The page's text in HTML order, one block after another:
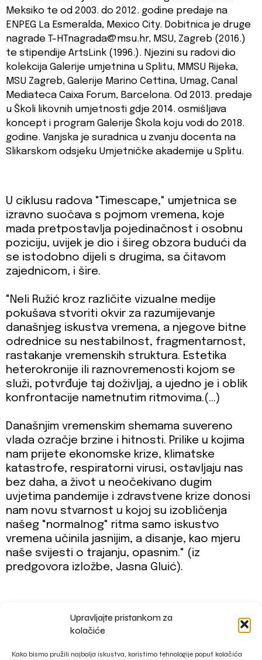
Upravljajte pristankom za
kolačiće
Kako bismo pružili najbolja iskustva, koristimo tehnologije poput kolačića
Meksiko te od 2003. do 2012. godine predaje na
ENPEG La Esmeralda, Mexico City. Dobitnica je druge
nagrade T-HTnagrada@msu.hr, MSU, Zagreb (2016.)
te stipendije ArtsLink (1996.). Njezini su radovi dio
kolekcija Galerije umjetnina u Splitu, MMSU Rijeka,
MSU Zagreb, Galerije Marino Cettina, Umag, Canal
Mediateca Caixa Forum, Barcelona. Od 2013. predaje
u Školi likovnih umjetnosti gdje 2014. osmišljava
koncept i program Galerije Škola koju vodi do 2018.
godine. Vanjska je suradnica u zvanju docenta na
Slikarskom odsjeku Umjetničke akademije u Splitu.
U ciklusu radova "Timescape," umjetnica se
izravno suočava s pojmom vremena, koje
mada pretpostavlja pojedinačnost i osobnu
poziciju, uvijek je dio i šireg obzora budući da
se istodobno dijeli s drugima, sa čitavom
zajednicom, i šire.
"Neli Ružić kroz različite vizualne medije
pokušava stvoriti okvir za razumijevanje
današnjeg iskustva vremena, a njegove bitne
odrednice su nestabilnost, fragmentarnost,
rastakanje vremenskih struktura. Estetika
heterokronije ili raznovremenosti kojom se
služi, potvrđuje taj doživljaj, a ujedno je i oblik
konfrontacije nametnutim ritmovima.(…)
Današnjim vremenskim shemama suvereno
vlada ozračje brzine i hitnosti. Prilike u kojima
nam prijete ekonomske krize, klimatske
katastrofe, respiratorni virusi, ostavljaju nas
bez daha, a život u neočekivano dugim
uvjetima pandemije i zdravstvene krize donosi
nam novu stvarnost u kojoj su izobličenja
našeg "normalnog" ritma samo iskustvo
vremena učinila jasnijim, a disanje, kao mjeru
naše svijesti o trajanju, opasnim." (iz
predgovora izložbe, Jasna Gluić).
impressum
privacy policy